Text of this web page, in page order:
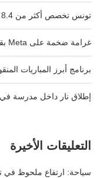
تونس تخصص أكثر من 8.4 ملايين دينار لتهيئة المناطق السياحية
غرامة ضخمة على Meta بقيمة 567 مليون دولار بسبب حماية القاصرين
برنامج أبرز المباريات
إطلاق نار داخل مدرسة في تايلاند
التعليقات الأخيرة
سياحة: ارتفاع ملحوظ في